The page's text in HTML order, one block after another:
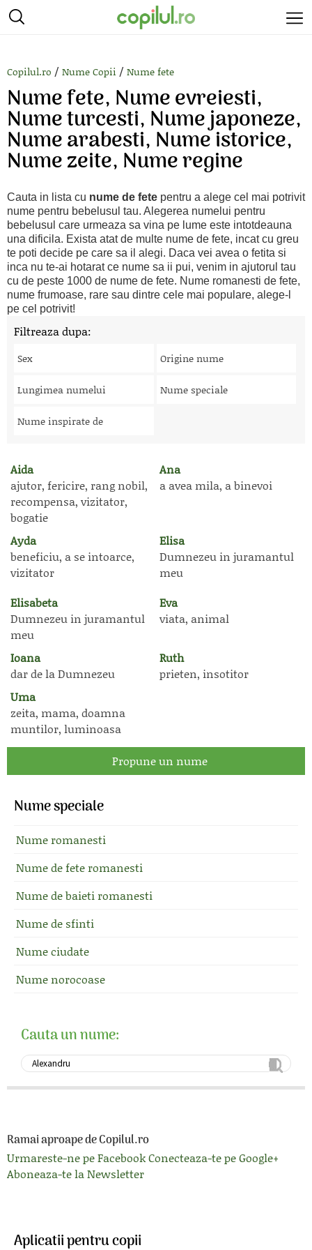
Copilul.ro / Nume Copii / Nume fete
Nume fete, Nume evreiesti,
Nume turcesti, Nume japoneze,
Nume arabesti, Nume istorice,
Nume zeite, Nume regine
Cauta in lista cu nume de fete pentru a alege cel mai potrivit
nume pentru bebelusul tau. Alegerea numelui pentru
bebelusul care urmeaza sa vina pe lume este intotdeauna
una dificila. Exista atat de multe nume de fete, incat cu greu
te poti decide pe care sa il alegi. Daca vei avea o fetita si
inca nu te-ai hotarat ce nume sa ii pui, venim in ajutorul tau
cu de peste 1000 de nume de fete. Nume romanesti de fete,
nume frumoase, rare sau dintre cele mai populare, alege-l
pe cel potrivit!
Filtreaza dupa:
Sex Origine nume
Lungimea numelui Nume speciale
Nume inspirate de
Aida
ajutor, fericire, rang nobil,
recompensa, vizitator,
bogatie
Ana
a avea mila, a binevoi
Ayda
beneficiu, a se intoarce,
vizitator
Elisa
Dumnezeu in juramantul
meu
Elisabeta
Dumnezeu in juramantul
meu
Eva
viata, animal
Ioana
dar de la Dumnezeu
Ruth
prieten, insotitor
Uma
zeita, mama, doamna
muntilor, luminoasa
Propune un nume
Nume speciale
Nume romanesti
Nume de fete romanesti
Nume de baieti romanesti
Nume de sfinti
Nume ciudate
Nume norocoase
Cauta un nume:
Ramai aproape de Copilul.ro
Urmareste-ne pe FacebookConecteaza-te pe Google+
Aboneaza-te la Newsletter
Aplicatii pentru copii